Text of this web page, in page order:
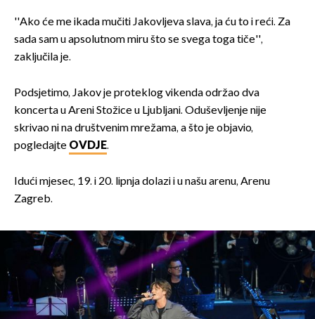
''Ako će me ikada mučiti Jakovljeva slava, ja ću to i reći. Za
sada sam u apsolutnom miru što se svega toga tiče'',
zaključila je.
Podsjetimo, Jakov je proteklog vikenda održao dva
koncerta u Areni Stožice u Ljubljani. Oduševljenje nije
skrivao ni na društvenim mrežama, a što je objavio,
pogledajte OVDJE.
Idući mjesec, 19. i 20. lipnja dolazi i u našu arenu, Arenu
Zagreb.